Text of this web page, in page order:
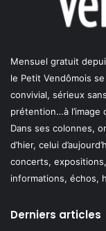
Mensuel gratuit
le Petit Vendômois
convivial, sérieux
prétention…à l’image
Dans ses colonnes,
d’hier, celui
concerts,
informations, échos,
Derniers articles